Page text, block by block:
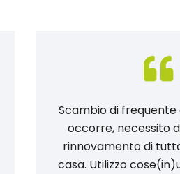
Scambio di
occorre, necessito
rinnovamento di
casa. Utilizzo